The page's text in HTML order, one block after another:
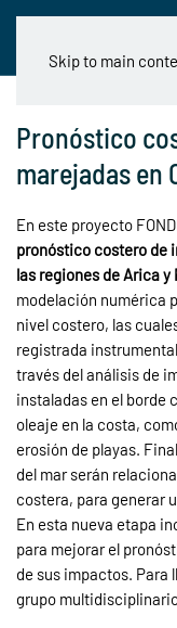
Skip to main
Pronóstico
marejadas en
En este proyecto
pronóstico costero de
las regiones de Arica
modelación numérica
nivel costero, las
registrada
través del análisis de
instaladas en el borde
oleaje en la costa,
erosión de playas.
del mar serán
costera, para generar
En esta nueva etapa
para mejorar el
de sus impactos. Para
grupo